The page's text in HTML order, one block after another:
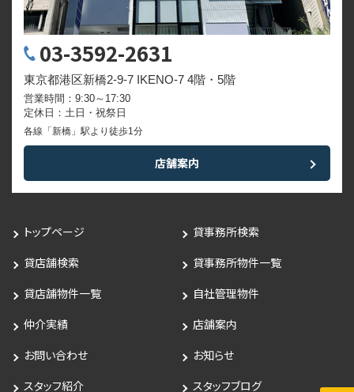
03-3592-2631
東京都港区新橋2-9-7 IKENO-7 4階・5階
営業時間：9:30～17:30
定休日：土日・祝祭日
各線「新橋」駅より徒歩1分
店舗案内
トップページ
貸事務所検索
貸店舗検索
貸事務所物件一覧
貸店舗物件一覧
自社管理物件
仲介実績
店舗案内
お問い合わせ
お知らせ
スタッフ紹介
スタッフブログ